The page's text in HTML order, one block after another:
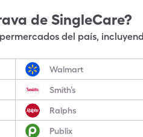
de SingleCare?
del país,
Walmart
Smith’s
Ralphs
Publix